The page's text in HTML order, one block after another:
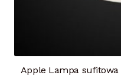
Apple Lampa sufitowa